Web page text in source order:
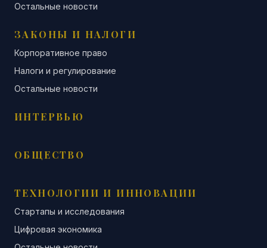
Остальные новости
ЗАКОНЫ И НАЛОГИ
Корпоративное право
Налоги и регулирование
Остальные новости
ИНТЕРВЬЮ
ОБЩЕСТВО
ТЕХНОЛОГИИ И ИННОВАЦИИ
Стартапы и исследования
Цифровая экономика